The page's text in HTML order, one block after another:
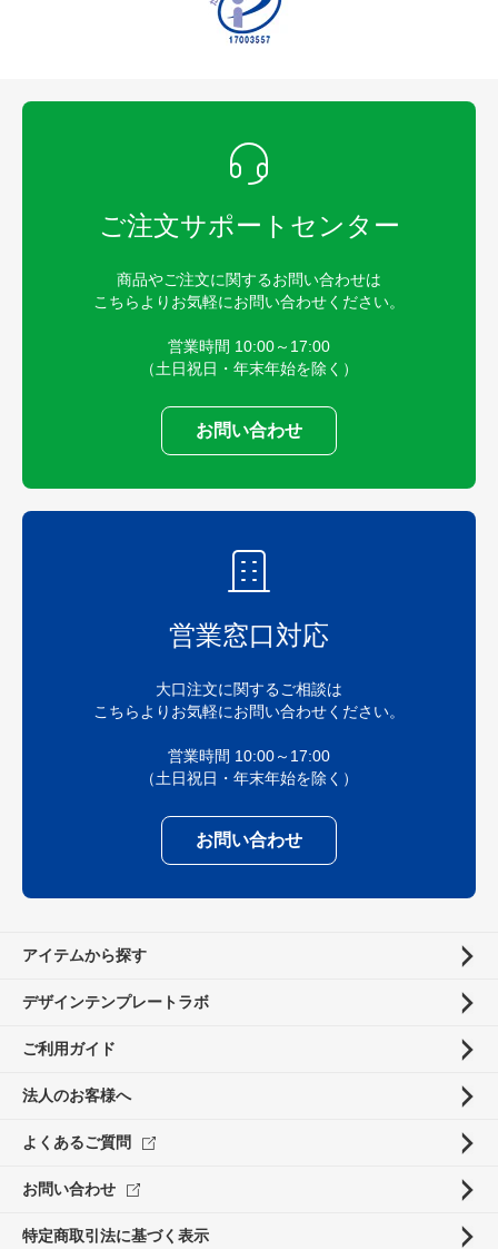
ご注文サポートセンター
商品やご注文に関するお問い合わせは
こちらよりお気軽にお問い合わせください。
営業時間 10:00～17:00
（土日祝日・年末年始を除く）
お問い合わせ
営業窓口対応
大口注文に関するご相談は
こちらよりお気軽にお問い合わせください。
営業時間 10:00～17:00
（土日祝日・年末年始を除く）
お問い合わせ
アイテムから探す
デザインテンプレートラボ
ご利用ガイド
法人のお客様へ
よくあるご質問
お問い合わせ
特定商取引法に基づく表示